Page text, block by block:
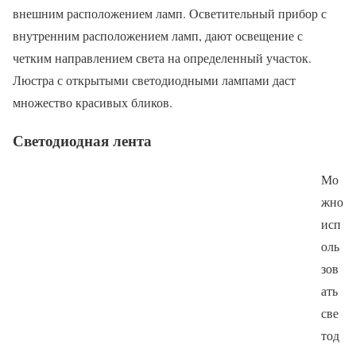
внешним расположением ламп. Осветительный прибор с
внутренним расположением ламп, дают освещение с
четким направлением света на определенный участок.
Люстра с открытыми светодиодными лампами даст
множество красивых бликов.
Светодиодная лента
Мо
жно
исп
оль
зов
ать
све
тод